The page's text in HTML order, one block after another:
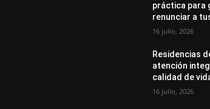
práctica para
renunciar a
16 julio, 2026
Residencias
atención
calidad de
16 julio, 2026